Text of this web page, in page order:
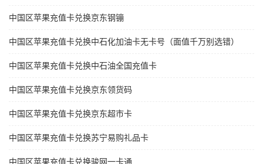
中国区苹果充值卡兑换京东钢镚
中国区苹果充值卡兑换中石化加油卡无卡号（面值千万别选错）
中国区苹果充值卡兑换中石油全国充值卡
中国区苹果充值卡兑换京东领货码
中国区苹果充值卡兑换京东超市卡
中国区苹果充值卡兑换苏宁易购礼品卡
中国区苹果充值卡兑换骏网一卡通